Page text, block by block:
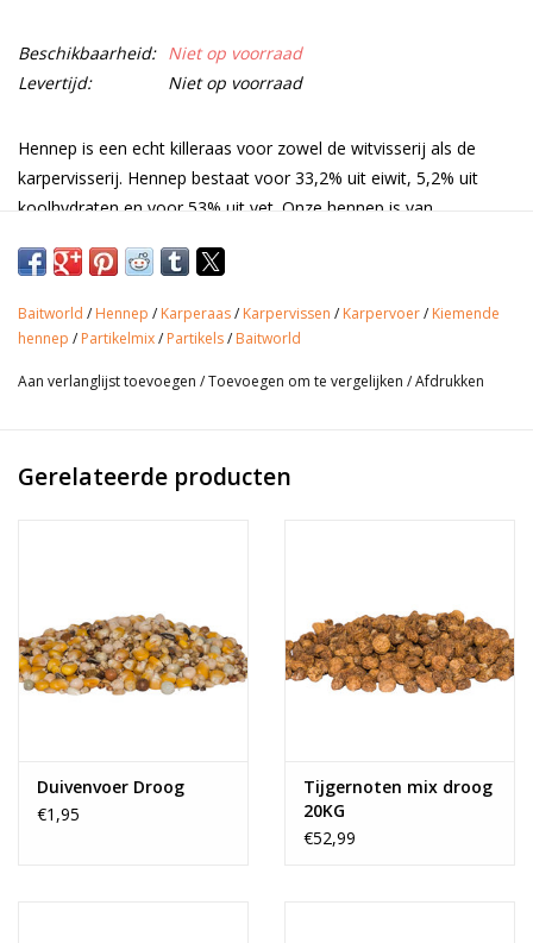
Beschikbaarheid: Niet op voorraad
Levertijd:
Niet op voorraad
Hennep is een echt killeraas voor zowel de witvisserij als de
karpervisserij. Hennep bestaat voor 33,2% uit eiwit, 5,2% uit
koolhydraten en voor 53% uit vet. Onze hennep is van
met een hoog oliegehalte zorgt voor attractie op de stek. Wist
door karpers wordt gegeten? Dit geluid zorgt voor attractie
Minimaal 24 uur weken en 30 minuten koken.
Baitworld / Hennep / Karperaas/ Karpervissen / Karpervoer/ Kiemende
hennep / Partikelmix/ Partikels/ Baitworld
Aan verlanglijst toevoegen /Toevoegen om te vergelijken /Afdrukken
Gerelateerde producten
Duivenvoer Droog
€1,95
Tijgernoten mix droog
20KG
€52,99